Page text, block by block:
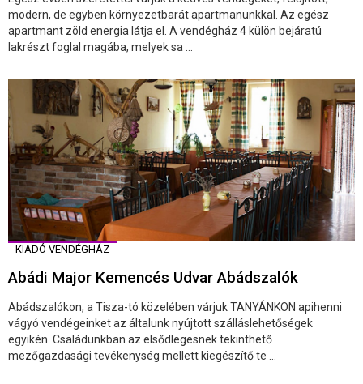
modern, de egyben környezetbarát apartmanunkkal. Az egész
apartmant zöld energia látja el. A vendégház 4 külön bejáratú
lakrészt foglal magába, melyek sa ...
KIADÓ VENDÉGHÁZ
Abádi Major Kemencés Udvar Abádszalók
Abádszalókon, a Tisza-tó közelében várjuk TANYÁNKON apihenni
vágyó vendégeinket az általunk nyújtott szálláslehetőségek
egyikén. Családunkban az elsődlegesnek tekinthető
mezőgazdasági tevékenység mellett kiegészítő te ...